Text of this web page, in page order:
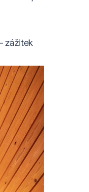
zážitek